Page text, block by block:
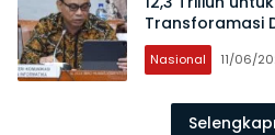
Transforamasi
Nasional 11/06/